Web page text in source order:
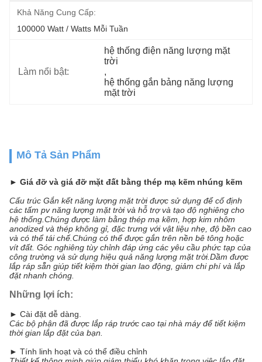
Khả Năng Cung Cấp:
100000 Watt / Watts Mỗi Tuần
Làm nổi bật:
hệ thống điện năng lượng mặt
trời
,
hệ thống gắn bảng năng lượng
mặt trời
Mô Tả Sản Phẩm
► Giá đỡ và giá đỡ mặt đất bằng thép mạ kẽm nhúng kẽm
Cấu trúc Gắn kết năng lượng mặt trời được sử dụng để cố định
các tấm pv năng lượng mặt trời và hỗ trợ và tạo độ nghiêng cho
hệ thống.Chúng được làm bằng thép mạ kẽm, hợp kim nhôm
anodized và thép không gỉ, đặc trưng với vật liệu nhẹ, độ bền cao
và có thể tái chế.Chúng có thể được gắn trên nền bê tông hoặc
vít đất. Góc nghiêng tùy chỉnh đáp ứng các yêu cầu phức tạp của
công trường và sử dụng hiệu quả năng lượng mặt trời.Dầm được
lắp ráp sẵn giúp tiết kiệm thời gian lao động, giảm chi phí và lắp
đặt nhanh chóng.
Những lợi ích:
► Cài đặt dễ dàng.
Các bộ phận đã được lắp ráp trước cao tại nhà máy để tiết kiệm
thời gian lắp đặt của bạn.
► Tính linh hoạt và có thể điều chỉnh